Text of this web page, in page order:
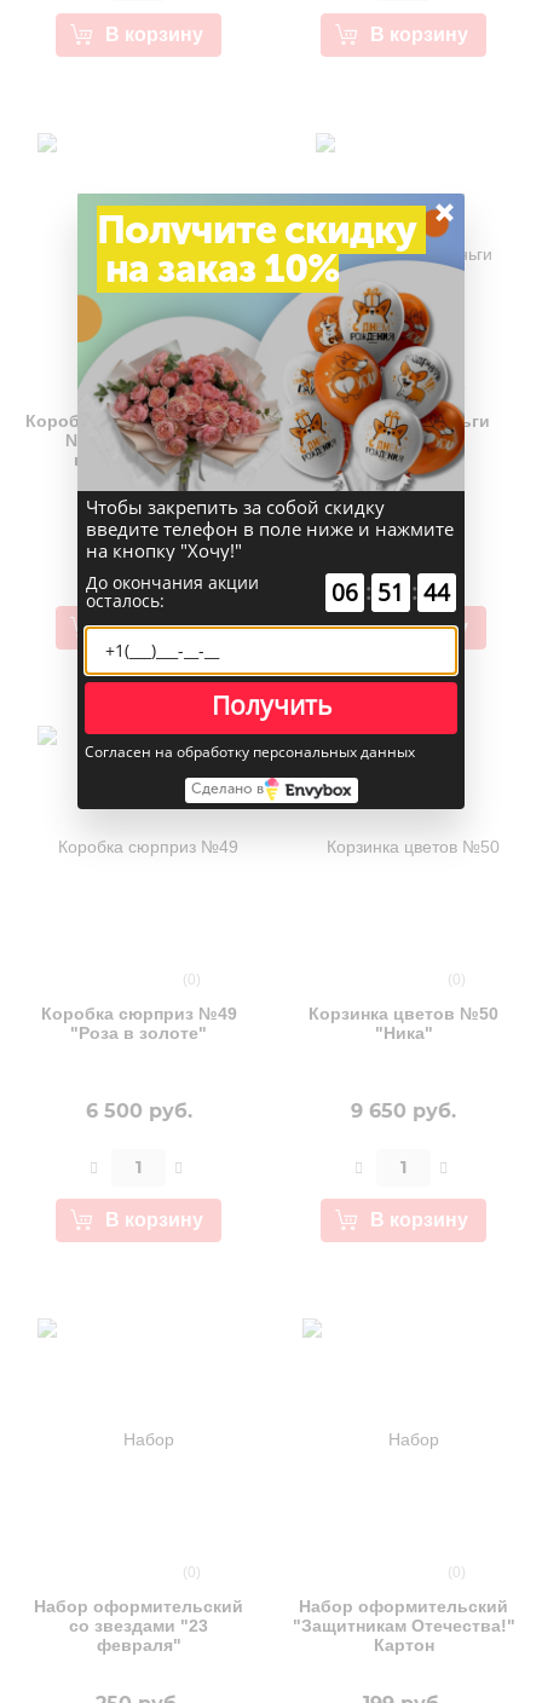
В корзину В корзину
(0)
Коробка сюрприз золотая
№ 65 "Сказочное
поздравление"
5 500 руб.
В корзину
(0)
Сувенирные деньги
250 руб.
В корзину
(0)
Коробка сюрприз №49
"Роза в золоте"
6 500 руб.
В корзину
(0)
Корзинка цветов №50
"Ника"
9 650 руб.
В корзину
(0)
Набор оформительский
со звездами "23
февраля"
(0)
Набор оформительский
"Защитникам Отечества!"
Картон
Получите скидку
на заказ 10%
×
Чтобы закрепить за собой скидку
введите телефон в поле ниже и нажмите
на кнопку "Хочу!"
До окончания акции
осталось: 00 : 00 : 58
Получить
Согласен на обработку персональных данных
Сделано в